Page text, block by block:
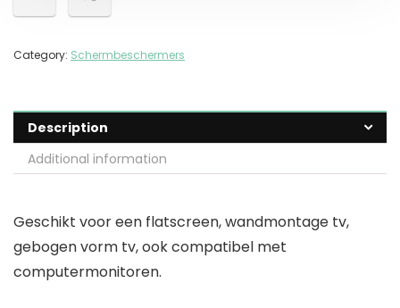
Category: Schermbeschermers
Description
Additional information
Geschikt voor een flatscreen, wandmontage tv,
gebogen vorm tv, ook compatibel met
computermonitoren.